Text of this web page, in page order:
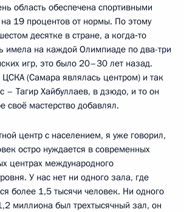
область обеспечена спортивными
19 процентов от нормы. По этому
десятке в стране, а когда‑то
имела на каждой Олимпиаде по два-три
игр, это было 20–30 лет назад.
(Самара являлась центром) и так
– Тагир Хайбуллаев, в дзюдо, и то он
своё мастерство добавлял.
центр с населением, я уже говорил,
остро нуждается в современных
центрах международного
У нас нет ни одного зала, где
более 1,5 тысячи человек. Ни одного
миллиона был трехтысячный зал, он